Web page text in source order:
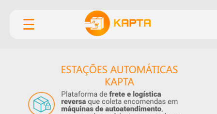
☰